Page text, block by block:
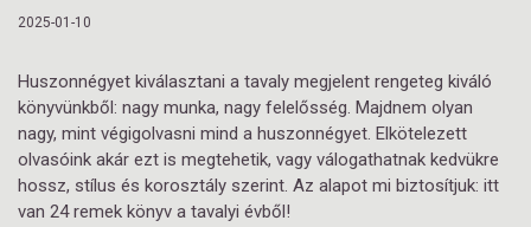
2025-01-10
Huszonnégyet kiválasztani a tavaly megjelent rengeteg kiváló
könyvünkből: nagy munka, nagy felelősség. Majdnem olyan
nagy, mint végigolvasni mind a huszonnégyet. Elkötelezett
olvasóink akár ezt is megtehetik, vagy válogathatnak kedvükre
hossz, stílus és korosztály szerint. Az alapot mi biztosítjuk: itt
van 24 remek könyv a tavalyi évből!